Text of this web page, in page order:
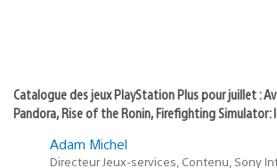
Catalogue des jeux PlayStation Plus pour juillet :
Pandora, Rise of the Ronin, Firefighting Simulator:
Adam Michel
Directeur Jeux-services, Contenu, Sony